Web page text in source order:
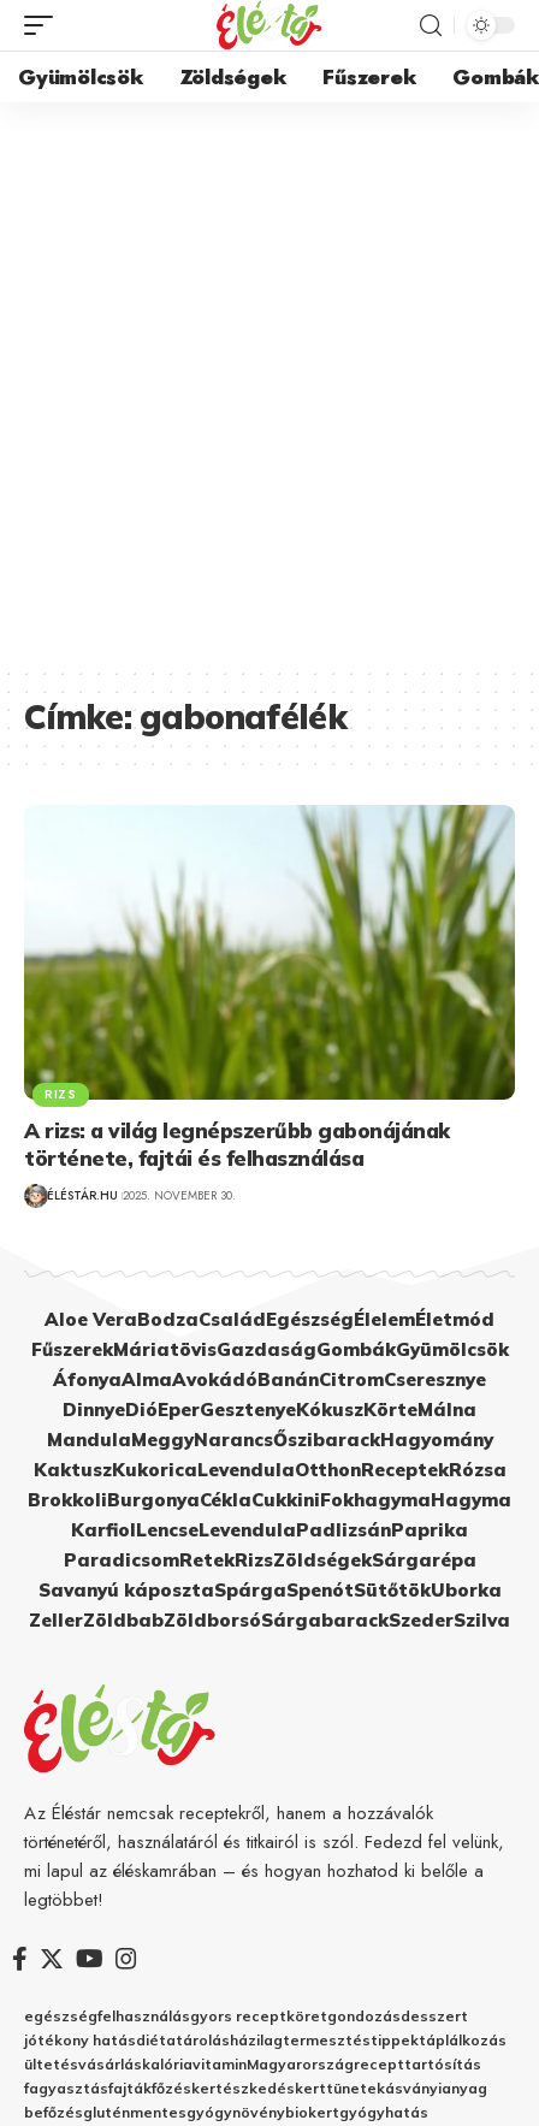
Gyümölcsök Zöldségek Fűszerek Gombák
Címke:gabonafélék
RIZS
A rizs: a világ legnépszerűbb gabonájának
története, fajtái és felhasználása
ÉLÉSTÁR.HU 2025. NOVEMBER 30.
Aloe VeraBodzaCsaládEgészségÉlelemÉletmód
FűszerekMáriatövisGazdaságGombákGyümölcsök
ÁfonyaAlmaAvokádóBanánCitromCseresznye
DinnyeDióEperGesztenyeKókuszKörteMálna
MandulaMeggyNarancsŐszibarackHagyomány
KaktuszKukoricaLevendulaOtthonReceptekRózsa
BrokkoliBurgonyaCéklaCukkiniFokhagymaHagyma
KarfiolLencseLevendulaPadlizsánPaprika
ParadicsomRetekRizsZöldségekSárgarépa
Savanyú káposztaSpárgaSpenótSütőtökUborka
ZellerZöldbabZöldborsóSárgabarackSzederSzilva
Az Éléstár nemcsak receptekről, hanem a hozzávalók
történetéről, használatáról és titkairól is szól. Fedezd fel velünk,
mi lapul az éléskamrában – és hogyan hozhatod ki belőle a
legtöbbet!
egészségfelhasználásgyors receptköretgondozásdesszert
jótékony hatásdiétatárolásházilagtermesztéstippektáplálkozás
ültetésvásárláskalóriavitaminMagyarországrecepttartósítás
fagyasztásfajtákfőzéskertészkedéskerttünetekásványianyag
befőzésgluténmentesgyógynövénybiokertgyógyhatás